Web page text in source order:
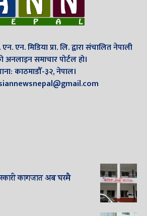
एन. मिडिया प्रा. लि. द्वारा संचालित नेपाली
अनलाइन समाचार पोर्टल हो।
काठमाडौँ-३२, नेपाल।
कागजात अब घरमै